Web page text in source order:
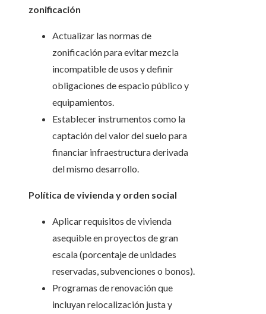
zonificación
Actualizar las normas de
zonificación para evitar mezcla
incompatible de usos y definir
obligaciones de espacio público y
equipamientos.
Establecer instrumentos como la
captación del valor del suelo para
financiar infraestructura derivada
del mismo desarrollo.
Política de vivienda y orden social
Aplicar requisitos de vivienda
asequible en proyectos de gran
escala (porcentaje de unidades
reservadas, subvenciones o bonos).
Programas de renovación que
incluyan relocalización justa y